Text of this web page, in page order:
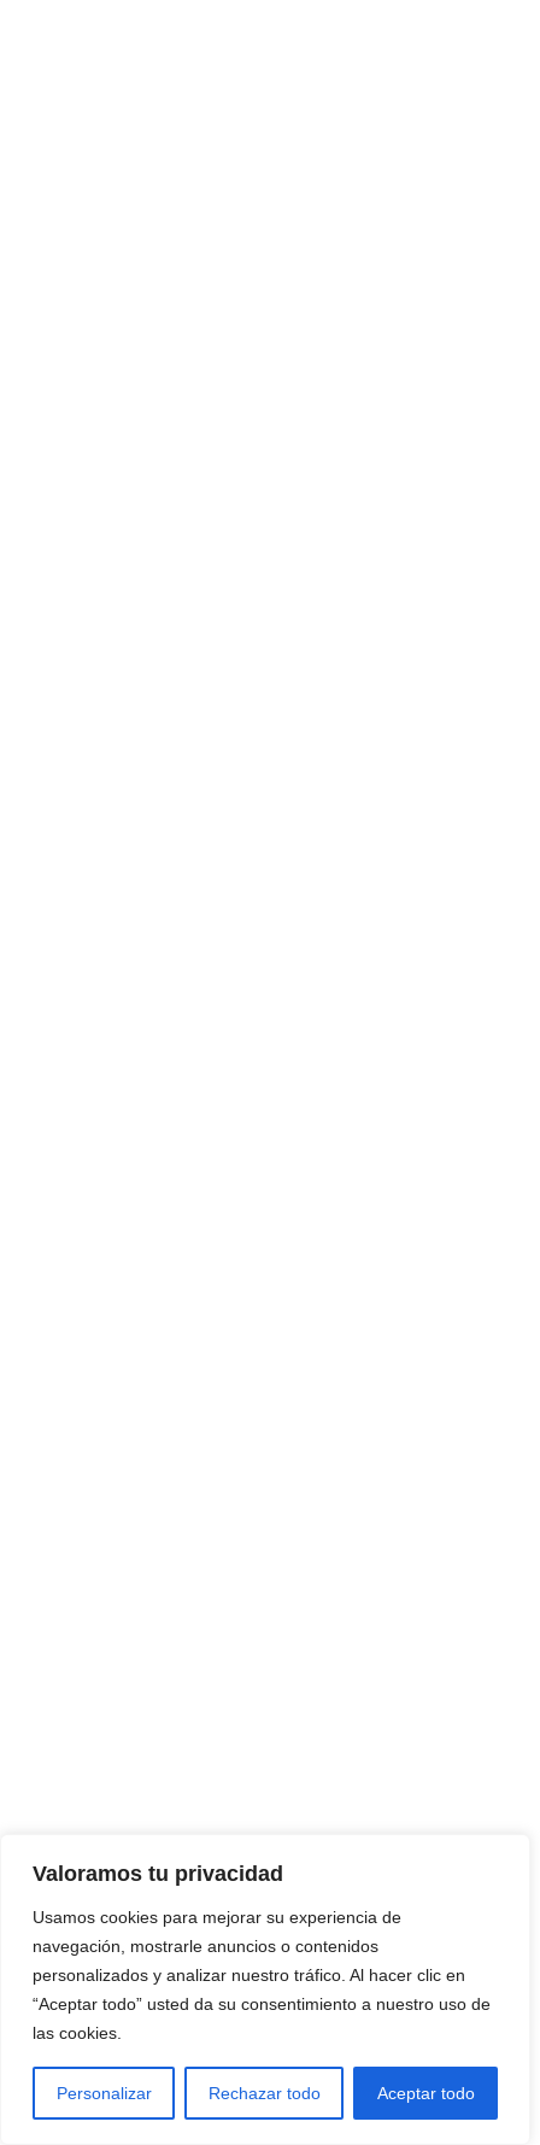
Valoramos tu privacidad
Usamos cookies para mejorar su experiencia de
navegación, mostrarle anuncios o contenidos
personalizados y analizar nuestro tráfico. Al hacer clic en
“Aceptar todo” usted da su consentimiento a nuestro uso de
las cookies.
Personalizar Rechazar todo Aceptar todo